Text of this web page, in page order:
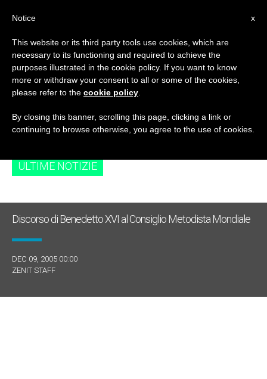
TAG
Posts Tagged ‘flag
Throwing’
ULTIME NOTIZIE
Discorso di Benedetto XVI al Consiglio Metodista Mondiale
DEC 09, 2005 00:00
ZENIT STAFF
x
Notice
This website or its third party tools use cookies, which are
necessary to its functioning and required to achieve the
purposes illustrated in the cookie policy. If you want to know
more or withdraw your consent to all or some of the cookies,
please refer to the cookie policy
By closing this banner, scrolling this page, clicking a link or
continuing to browse otherwise, you agree to the use of cookies.